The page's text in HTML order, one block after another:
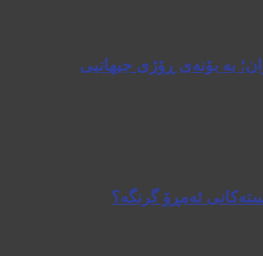
بە بۆنەی ڕۆژی جیهانیی
ئەمڕۆ گرنگە؟